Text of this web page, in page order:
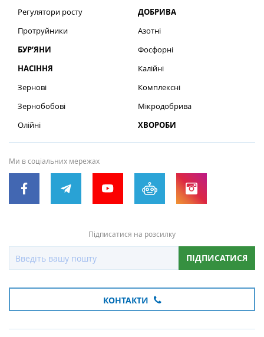
Регулятори росту
Протруйники
БУР’ЯНИ
НАСІННЯ
Зернові
Зернобобові
Олійні
ДОБРИВА
Азотні
Фосфорні
Калійні
Комплексні
Мікродобрива
ХВОРОБИ
Ми в соціальних мережах
Підписатися на розсилку
ПІДПИСАТИСЯ
КОНТАКТИ